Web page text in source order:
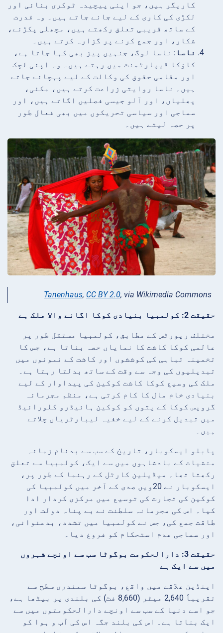
کاریگر ہیں، جو اپنی پیچیدہ ٹوکری بنائی اور
لکڑی کی کاری کے لیے جانے جاتے ہیں۔ وہ قدرت
کے ساتھ قریبی تعلق رکھتے ہیں، مچھلی پکڑنے،
شکار، اور جمع کرنے پر گزارہ کرتے ہیں۔
ناسا : ناسا لوگ، جنہیں پیز بھی کہا جاتا ہے،
کاؤکا ڈیپارٹمنٹ میں رہتے ہیں۔ وہ اپنی لچک
اور مقامی حقوق کی وکالت کے لیے پہچانے جاتے
ہیں۔ ناسا روایتی زراعت کرتے ہیں، مکئی،
پھلیاں، اور آلو جیسی فصلیں اگاتے ہیں، اور
سماجی اور سیاسی تحریکوں میں بھی فعال طور
پر حصہ لیتے ہیں۔
Tanenhaus, CC BY 2.0, via Wikimedia Commons
حقیقت 2: کولمبیا بنیادی کوکا اگانے والا ملک ہے
مختلف رپورٹس کے مطابق، کولمبیا مستقل طور پر
عالمی کوکا کاشت کا نمایاں حصہ بناتا ہے، جس کا
تخمینہ تباہی کی کوششوں اور کاشت کے نمونوں میں
تبدیلیوں کی وجہ سے وقت کے ساتھ بدلتا رہتا ہے۔
ملک کی وسیع کوکا کاشت کوکین کی پیداوار کے لیے
بنیادی خام مال کا کام کرتی ہے، منظم مجرمانہ
گروپس کوکا کے پتوں کو کوکین ہائیڈرو کلورائیڈ
میں تبدیل کرنے کے لیے خفیہ لیبارٹریاں چلاتے
ہیں۔
پابلو ایسکوبار، تاریخ کے سب سے بدنام زمانہ
منشیات کے بادشاہوں میں سے ایک، کولمبیا سے تعلق
رکھتا تھا۔ میڈیلین کارٹل کے رہنما کے طور پر،
ایسکوبار نے 20ویں صدی کے آخر میں کولمبیا کی
کوکین کی تجارت کی توسیع میں مرکزی کردار ادا
کیا۔ اس کی مجرمانہ سلطنت نے بے پناہ دولت اور
طاقت جمع کی، جس نے کولمبیا میں تشدد، بدعنوانی،
اور سماجی عدم استحکام کو فروغ دیا۔
حقیقت 3: دارالحکومت بوگوٹا سب سے اونچے شہروں
میں سے ایک ہے
اینڈین علاقے میں واقع، بوگوٹا سمندری سطح سے
تقریباً 2,640 میٹر (8,660 فٹ) کی بلندی پر بیٹھا ہے،
جو اسے دنیا کے سب سے اونچے دارالحکومتوں میں سے
ایک بناتا ہے۔ اس کی بلند جگہ اس کی آب و ہوا کو